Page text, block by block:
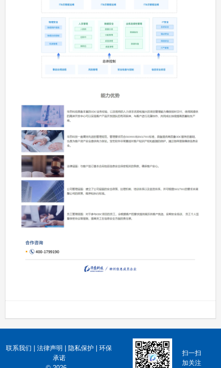
联系我们 | 法律声明 | 隐私保护 | 环保
承诺
扫一扫
加关注